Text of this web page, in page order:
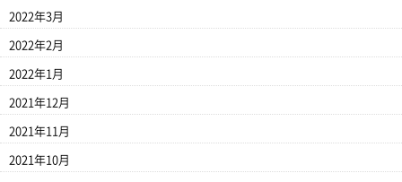
2022年3月
2022年2月
2022年1月
2021年12月
2021年11月
2021年10月